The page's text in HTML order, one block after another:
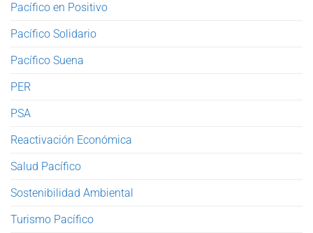
Pacífico en Positivo
Pacífico Solidario
Pacífico Suena
PER
PSA
Reactivación Económica
Salud Pacífico
Sostenibilidad Ambiental
Turismo Pacífico